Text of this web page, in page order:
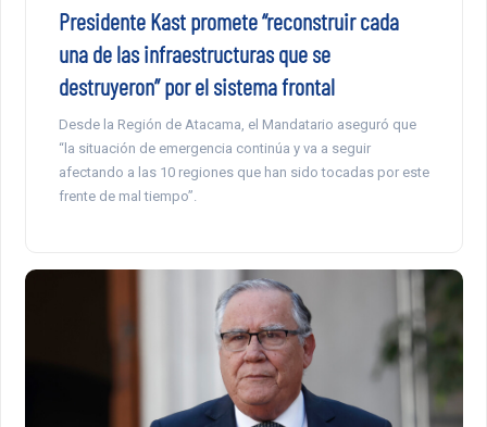
Presidente Kast promete “reconstruir cada
una de las infraestructuras que se
destruyeron” por el sistema frontal
Desde la Región de Atacama, el Mandatario aseguró que
“la situación de emergencia continúa y va a seguir
afectando a las 10 regiones que han sido tocadas por este
frente de mal tiempo”.